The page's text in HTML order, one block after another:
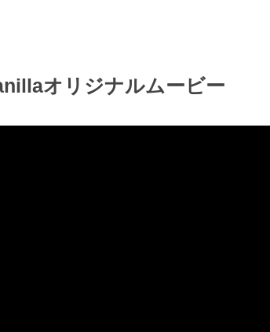
オリジナルムービー